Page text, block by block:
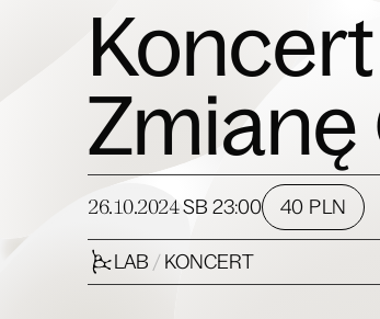
Zmianę
26.10.2024SB 23:00 40 PLN
LAB / KONCERT